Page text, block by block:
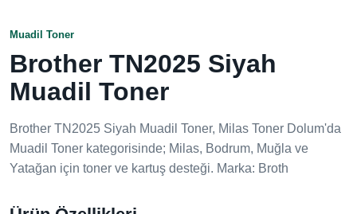
Muadil Toner
Brother TN2025 Siyah
Muadil Toner
Brother TN2025 Siyah Muadil Toner, Milas Toner Dolum'da
Muadil Toner kategorisinde; Milas, Bodrum, Muğla ve
Yatağan için toner ve kartuş desteği. Marka: Broth